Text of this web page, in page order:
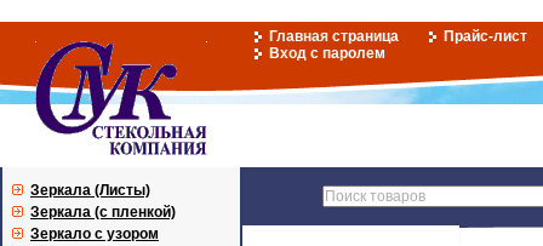
Главная страница
Прайс-лист
Вход с паролем
Зеркала (Листы)
Зеркала (с пленкой)
Зеркало с узором